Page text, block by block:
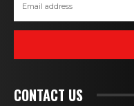
CONTACT US